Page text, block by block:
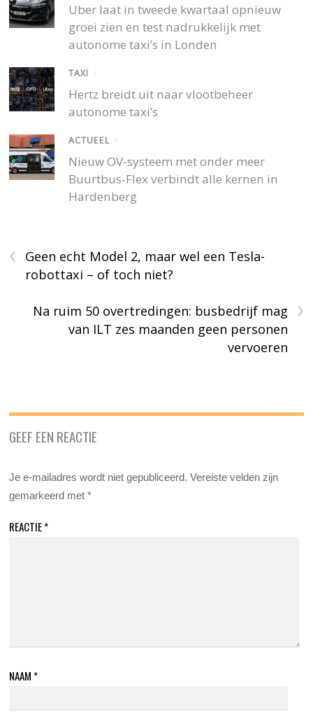
Uber laat in tweede kwartaal opnieuw
groei zien en test nadrukkelijk met
autonome taxi’s in Londen
TAXI /
Hertz breidt uit naar vlootbeheer
autonome taxi’s
ACTUEEL /
Nieuw OV-systeem met onder meer
Buurtbus-Flex verbindt alle kernen in
Hardenberg
‹
Geen echt Model 2, maar wel een Tesla-
robottaxi – of toch niet?
›
Na ruim 50 overtredingen: busbedrijf mag
van ILT zes maanden geen personen
vervoeren
GEEF EEN REACTIE
Je e-mailadres wordt niet gepubliceerd. Vereiste velden zijn
gemarkeerd met*
REACTIE*
NAAM *